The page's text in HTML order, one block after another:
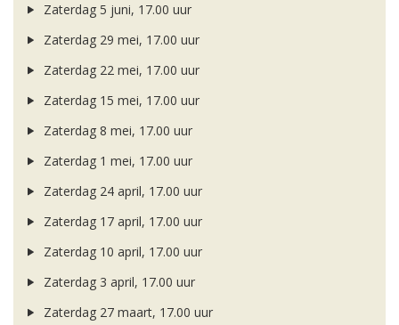
Zaterdag 5 juni, 17.00 uur
Zaterdag 29 mei, 17.00 uur
Zaterdag 22 mei, 17.00 uur
Zaterdag 15 mei, 17.00 uur
Zaterdag 8 mei, 17.00 uur
Zaterdag 1 mei, 17.00 uur
Zaterdag 24 april, 17.00 uur
Zaterdag 17 april, 17.00 uur
Zaterdag 10 april, 17.00 uur
Zaterdag 3 april, 17.00 uur
Zaterdag 27 maart, 17.00 uur